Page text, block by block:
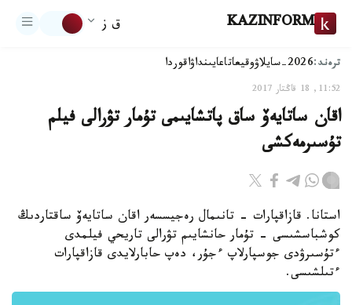
KAZINFORM ق ز
ترەند:2026-سايلاۋ وقيعاتاعايىنداۋاقوردا
11:52, 18 قاڭتار 2017
اقان ساتايەۆ ساق پاتشايىمى تۇمار تۋرالى فيلم
تۇسىرمەكشى
استانا. قازاقپارات - تانىمال رەجيسسەر اقان ساتايەۆ ساقتاردىڭ
كوشباسشىسى - تۇمار حانشايىم تۋرالى تاريحي فيلمدى
ءتۇسىرۋدى جوسپارلاپ ءجۇر، دەپ حابارلايدى قازاقپارات
ءتىلشىسى.